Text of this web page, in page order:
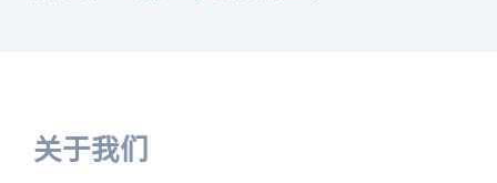
关于我们